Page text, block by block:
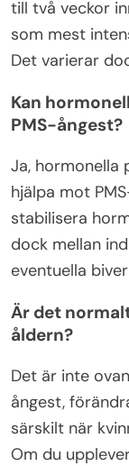
till två veckor
som mest
Det varierar
Kan
PMS-ångest?
Ja, hormonella
hjälpa mot
stabilisera
dock mellan
eventuella
Är det
åldern?
Det är inte
ångest,
särskilt när
Om du